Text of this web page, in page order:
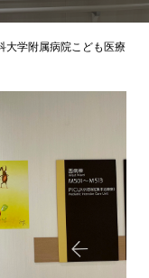
大学附属病院こども医療